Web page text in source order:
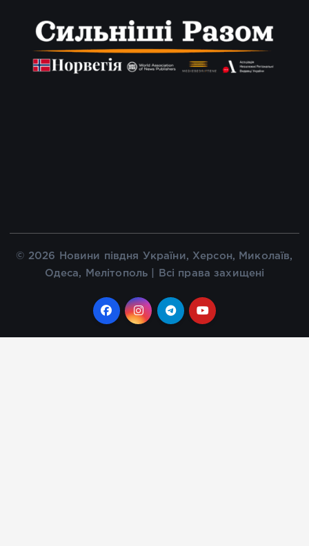
© 2026 Новини півдня України, Херсон, Миколаїв,
Одеса, Мелітополь | Всі права захищені